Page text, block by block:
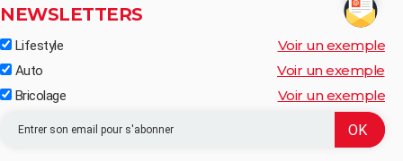
NEWSLETTERS
Lifestyle Voir un exemple
Auto Voir un exemple
Bricolage Voir un exemple